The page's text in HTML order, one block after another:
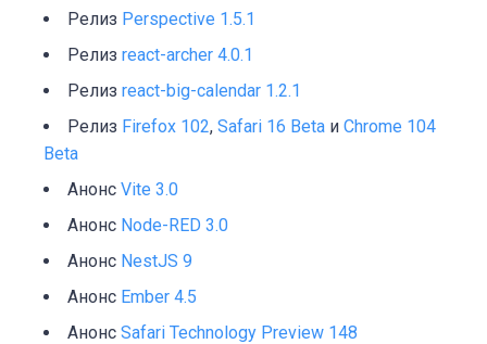
Релиз Perspective 1.5.1
Релиз react-archer 4.0.1
Релиз react-big-calendar 1.2.1
Релиз Firefox 102, Safari 16 Beta и Chrome 104
Beta
Анонс Vite 3.0
Анонс Node-RED 3.0
Анонс NestJS 9
Анонс Ember 4.5
Анонс Safari Technology Preview 148